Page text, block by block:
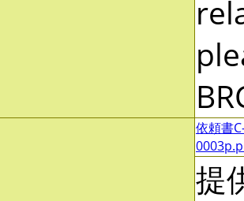
依頼書
提